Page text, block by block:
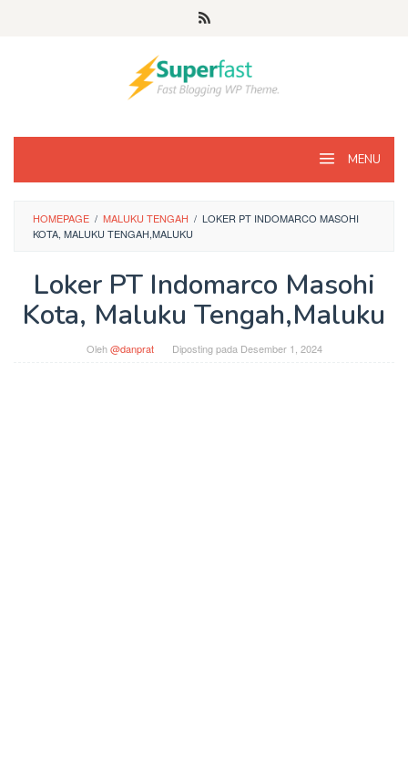
MENU
HOMEPAGE / MALUKU TENGAH / LOKER PT INDOMARCO MASOHI
KOTA, MALUKU TENGAH,MALUKU
Loker PT Indomarco Masohi
Kota, Maluku Tengah,Maluku
Oleh@danprat Diposting pada Desember 1, 2024